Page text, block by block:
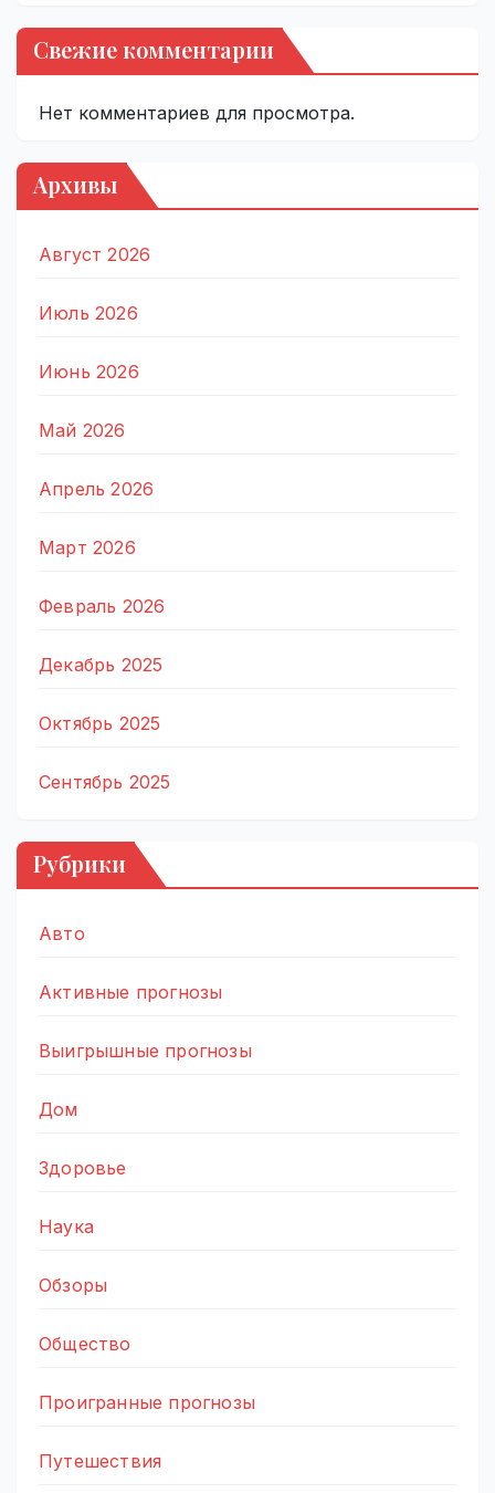
Свежие комментарии
Нет комментариев для просмотра.
Архивы
Август 2026
Июль 2026
Июнь 2026
Май 2026
Апрель 2026
Март 2026
Февраль 2026
Декабрь 2025
Октябрь 2025
Сентябрь 2025
Рубрики
Авто
Активные прогнозы
Выигрышные прогнозы
Дом
Здоровье
Наука
Обзоры
Общество
Проигранные прогнозы
Путешествия